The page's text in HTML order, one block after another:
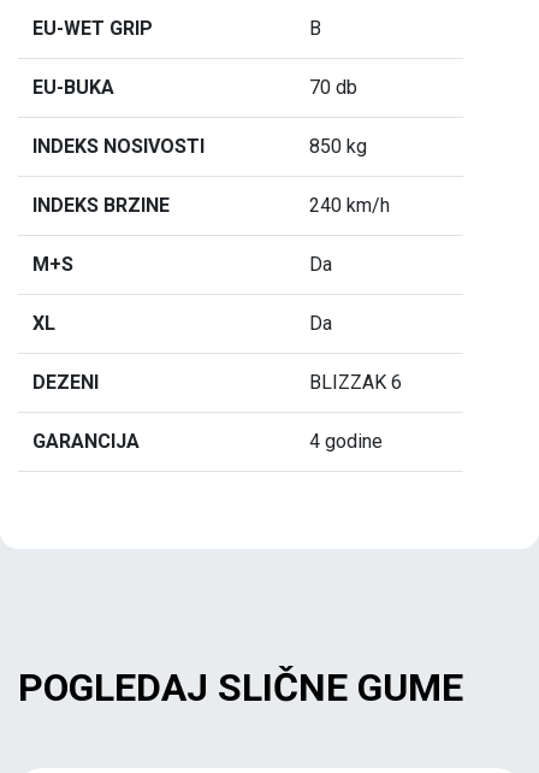
EU-WET GRIP B
EU-BUKA 70 db
INDEKS NOSIVOSTI 850 kg
INDEKS BRZINE 240 km/h
M+S Da
XL Da
DEZENI BLIZZAK 6
GARANCIJA 4 godine
POGLEDAJ SLIČNE GUME